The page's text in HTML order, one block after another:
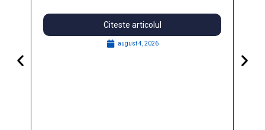
Citeste articolul
august 4, 2026